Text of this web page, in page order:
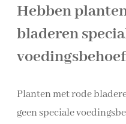
Hebben
bladeren
Planten met rode
geen speciale